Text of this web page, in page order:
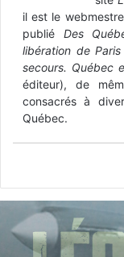
il est le
publié Des
libération de Paris
secours. Québec
éditeur), de
consacrés à
Québec.